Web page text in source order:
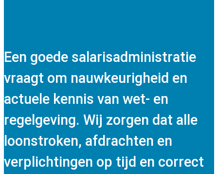
Een goede salarisadministratie
vraagt om nauwkeurigheid en
actuele kennis van wet- en
regelgeving. Wij zorgen dat alle
loonstroken, afdrachten en
verplichtingen op tijd en correct